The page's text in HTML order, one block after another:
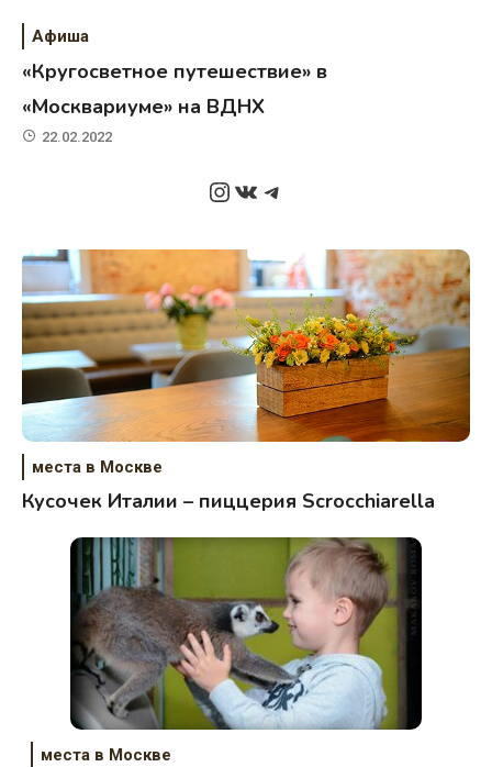
Афиша
«Кругосветное путешествие» в
«Москвариуме» на ВДНХ
22.02.2022
Instagram
ВКонтакте
Telegram
места в Москве
Кусочек Италии – пиццерия Scrocchiarella
места в Москве